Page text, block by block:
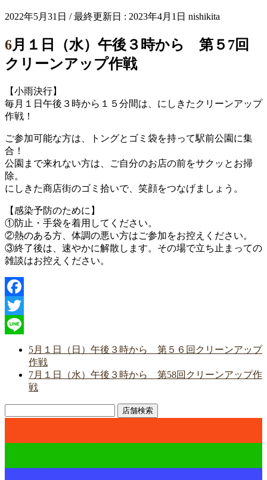
2022年5月31日 / 最終更新日 : 2023年4月1日 nishikita
6月１日（水）午後３時から 第５7回
クリーンアップ作戦
【小雨決行】
毎月１日午後３時から１５分間は、にしきたクリーンアップ
作戦！
ご参加可能な方は、トングとゴミ袋を持って駅前公園に集
合！
公園まで来れない方は、ご自分のお店の前をサクッとお掃
除。
にしきた商店街のゴミ拾いで、笑顔をつなげましょう。
【感染予防のために】
①防止・手袋を着用してください。
②熱のある方、体調の悪い方はご参加をお控えください。
③終了後は、速やかに解散します。その場で立ち止まっての
雑談はお控えください。
Facebook
Twitter
5月１日（日）午後３時から 第５６回クリーンアップ
作戦
7月１日（水）午後３時から 第58回クリーンアップ作
戦
店舗検索